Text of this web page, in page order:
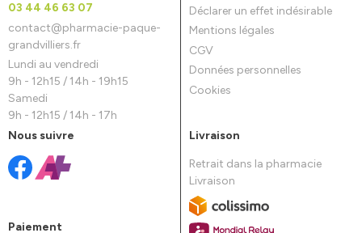
03 44 46 63 07
contact@pharmacie-paque-
grandvilliers.fr
Lundi au vendredi
9h - 12h15 / 14h - 19h15
Samedi
9h - 12h15 / 14h - 17h
Déclarer un effet indésirable
Mentions légales
CGV
Données personnelles
Cookies
Nous suivre
Paiement
Livraison
Retrait dans la pharmacie
Livraison